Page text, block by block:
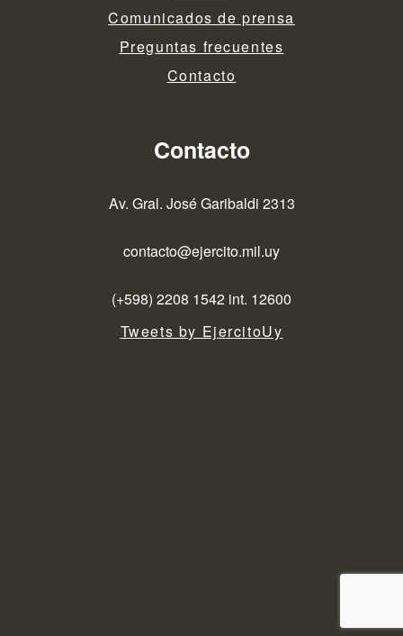
Comunicados de prensa
Preguntas frecuentes
Contacto
Contacto
Av. Gral. José Garibaldi 2313
contacto@ejercito.mil.uy
(+598) 2208 1542 int. 12600
Tweets by EjercitoUy